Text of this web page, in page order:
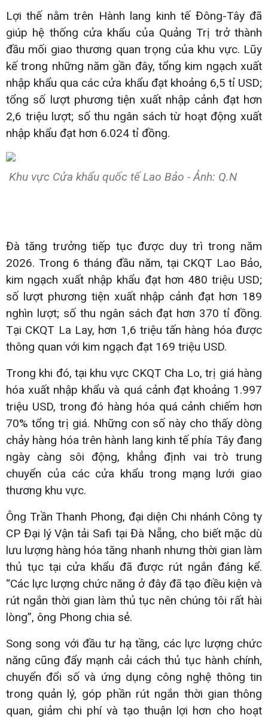
Lợi thế nằm trên Hành lang kinh tế Đông-Tây đã
giúp hệ thống cửa khẩu của Quảng Trị trở thành
đầu mối giao thương quan trọng của khu vực. Lũy
kế trong những năm gần đây, tổng kim ngạch xuất
nhập khẩu qua các cửa khẩu đạt khoảng 6,5 tỉ USD;
tổng số lượt phương tiện xuất nhập cảnh đạt hơn
2,6 triệu lượt; số thu ngân sách từ hoạt động xuất
nhập khẩu đạt hơn 6.024 tỉ đồng.
Khu vực Cửa khẩu quốc tế Lao Bảo - Ảnh: Q.N
Đà tăng trưởng tiếp tục được duy trì trong năm
2026. Trong 6 tháng đầu năm, tại CKQT Lao Bảo,
kim ngạch xuất nhập khẩu đạt hơn 480 triệu USD;
số lượt phương tiện xuất nhập cảnh đạt hơn 189
nghìn lượt; số thu ngân sách đạt hơn 370 tỉ đồng.
Tại CKQT La Lay, hơn 1,6 triệu tấn hàng hóa được
thông quan với kim ngạch đạt 169 triệu USD.
Trong khi đó, tại khu vực CKQT Cha Lo, trị giá hàng
hóa xuất nhập khẩu và quá cảnh đạt khoảng 1.997
triệu USD, trong đó hàng hóa quá cảnh chiếm hơn
70% tổng trị giá. Những con số này cho thấy dòng
chảy hàng hóa trên hành lang kinh tế phía Tây đang
ngày càng sôi động, khẳng định vai trò trung
chuyển của các cửa khẩu trong mạng lưới giao
thương khu vực.
Ông Trần Thanh Phong, đại diện Chi nhánh Công ty
CP Đại lý Vận tải Safi tại Đà Nẵng, cho biết mặc dù
lưu lượng hàng hóa tăng nhanh nhưng thời gian làm
thủ tục tại cửa khẩu đã được rút ngắn đáng kể.
“Các lực lượng chức năng ở đây đã tạo điều kiện và
rút ngắn thời gian làm thủ tục nên chúng tôi rất hài
lòng”, ông Phong chia sẻ.
Song song với đầu tư hạ tầng, các lực lượng chức
năng cũng đẩy mạnh cải cách thủ tục hành chính,
chuyển đổi số và ứng dụng công nghệ thông tin
trong quản lý, góp phần rút ngắn thời gian thông
quan, giảm chi phí và tạo thuận lợi hơn cho hoạt